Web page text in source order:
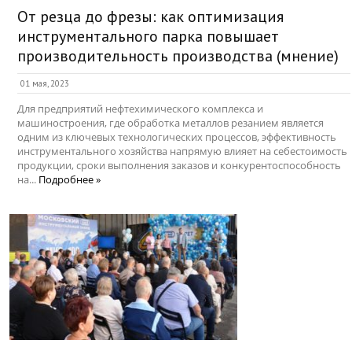
От резца до фрезы: как оптимизация
инструментального парка повышает
производительность производства (мнение)
01 мая, 2023
Для предприятий нефтехимического комплекса и
машиностроения, где обработка металлов резанием является
одним из ключевых технологических процессов, эффективность
инструментального хозяйства напрямую влияет на себестоимость
продукции, сроки выполнения заказов и конкурентоспособность
на... Подробнее »